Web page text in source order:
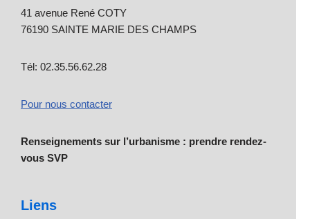
41 avenue René COTY
76190 SAINTE MARIE DES CHAMPS
Tél: 02.35.56.62.28
Pour nous contacter
Renseignements sur l’urbanisme : prendre rendez-
vous SVP
Liens